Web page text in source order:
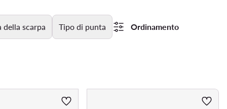
della scarpa Tipo di punta Ordinamento